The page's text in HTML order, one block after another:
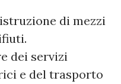
di mezzi
dei servizi
e del trasporto